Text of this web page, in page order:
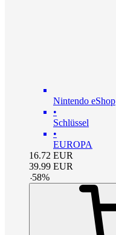
Nintendo eShop
•
Schlüssel
•
EUROPA
16.72 EUR
39.99 EUR
-58%